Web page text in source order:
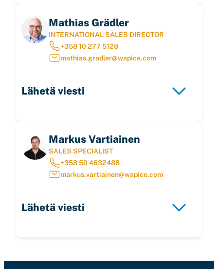
Mathias Grädler
INTERNATIONAL SALES DIRECTOR
+358 10 277 5128
mathias.gradler@wapice.com
Lähetä viesti
Markus Vartiainen
SALES SPECIALIST
+358 50 4632488
markus.vartiainen@wapice.com
Lähetä viesti